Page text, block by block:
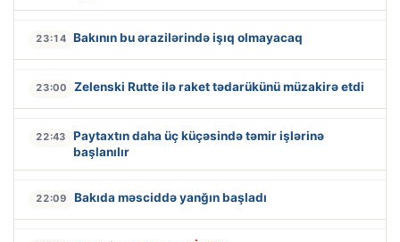
23:14 Bakının bu ərazilərində işıq olmayacaq
23:00 Zelenski Rutte ilə raket tədarükünü müzakirə etdi
22:43
Paytaxtın daha üç küçəsində təmir işlərinə
başlanılır
22:09 Bakıda məsciddə yanğın başladı